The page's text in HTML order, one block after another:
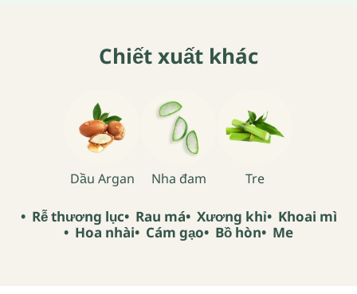
Chiết xuất khác
Dầu Argan Nha đam Tre
Rễ thương lục Rau má Xương khỉ Khoai mì
Hoa nhài Cám gạo Bồ hòn Me